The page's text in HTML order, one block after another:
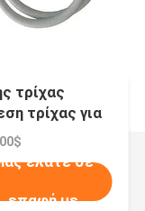
τρίχας
τρίχας για
ελάτε σε
επαφή με